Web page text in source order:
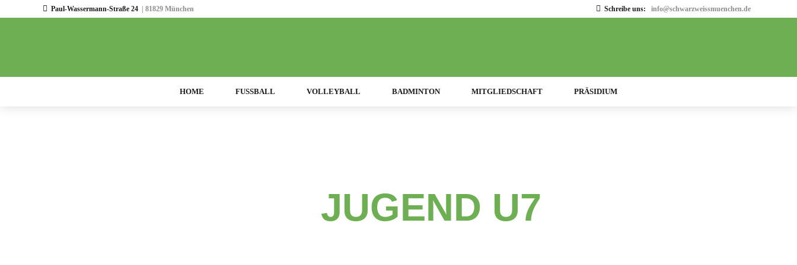
Paul-Wassermann-Straße 24 | 81829 München Schreibe uns: info@schwarzweissmuenchen.de
HOME FUSSBALL VOLLEYBALL BADMINTON MITGLIEDSCHAFT PRÄSIDIUM
JUGEND U7